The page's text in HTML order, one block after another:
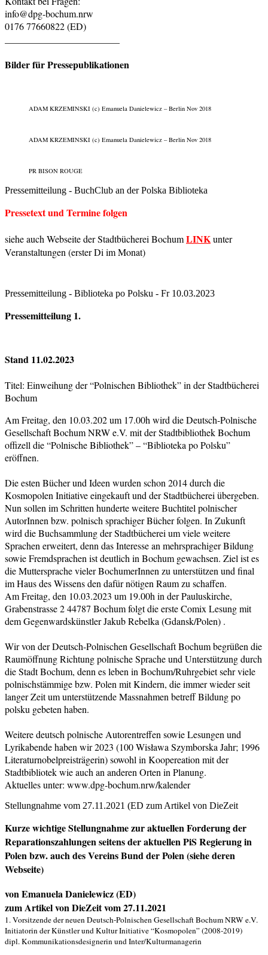
info@dpg-bochum.nrw
0176 77660822 (ED)
Bilder für Pressepublikationen
ADAM KRZEMINSKI (c) Emanuela Danielewicz – Berlin Nov 2018
ADAM KRZEMINSKI (c) Emanuela Danielewicz – Berlin Nov 2018
PR BISON ROUGE
Pressemitteilung - BuchClub an der Polska Biblioteka
Pressetext und Termine folgen
siehe auch Webseite der Stadtbücherei BochumLINKunter
Veranstaltungen (erster Di im Monat)
Pressemitteilung - Biblioteka po Polsku - Fr 10.03.2023
Pressemitteilung 1.
Stand 11.02.2023
Titel: Einweihung der “Polnischen Bibliothek” in der Stadtbücherei
Bochum
Am Freitag, den 10.03.202 um 17.00h wird die Deutsch-Polnische
Gesellschaft Bochum NRW e.V. mit der Stadtbibliothek Bochum
offizell die “Polnische Bibliothek” – “Biblioteka po Polsku”
eröffnen.
Die esten Bücher und Ideen wurden schon 2014 durch die
Kosmopolen Initiative eingekauft und der Stadtbücherei übergeben.
Nun sollen im Schritten hunderte weitere Buchtitel polnischer
AutorInnen bzw. polnisch sprachiger Bücher folgen. In Zukunft
wird die Buchsammlung der Stadtbücherei um viele weitere
Sprachen erweitert, denn das Interesse an mehrsprachiger Bildung
sowie Fremdsprachen ist deutlich in Bochum gewachsen. Ziel ist es
die Muttersprache vieler BochumerInnen zu unterstützen und final
im Haus des Wissens den dafür nötigen Raum zu schaffen.
Am Freitag, den 10.03.2023 um 19.00h in der Pauluskirche,
Grabenstrasse 2 44787 Bochum folgt die erste Comix Lesung mit
dem Gegenwardskünstler Jakub Rebelka (Gdansk/Polen) .
Wir von der Deutsch-Polnischen Gesellschaft Bochum begrüßen die
Raumöffnung Richtung polnische Sprache und Unterstützung durch
die Stadt Bochum, denn es leben in Bochum/Ruhrgebiet sehr viele
polnischstämmige bzw. Polen mit Kindern, die immer wieder seit
langer Zeit um unterstützende Massnahmen betreff Bildung po
polsku gebeten haben.
Weitere deutsch polnische Autorentreffen sowie Lesungen und
Lyrikabende haben wir 2023 (100 Wisława Szymborska Jahr; 1996
Literaturnobelpreisträgerin) sowohl in Koopereation mit der
Stadtbibliotek wie auch an anderen Orten in Planung.
Aktuelles unter: www.dpg-bochum.nrw/kalender
Stellungnahme vom 27.11.2021 (ED zum Artikel von DieZeit
Kurze wichtige Stellungnahme zur aktuellen Forderung der
Reparationszahlungen seitens der aktuellen PiS Regierung in
Polen bzw. auch des Vereins Bund der Polen (siehe deren
Webseite)
von Emanuela Danielewicz (ED)
zum Artikel von DieZeit vom 27.11.2021
1. Vorsitzende der neuen Deutsch-Polnischen Gesellschaft Bochum NRW e.V.
Initiatorin der Künstler und Kultur Initiative “Kosmopolen” (2008-2019)
dipl. Kommunikationsdesignerin und Inter/Kulturmanagerin